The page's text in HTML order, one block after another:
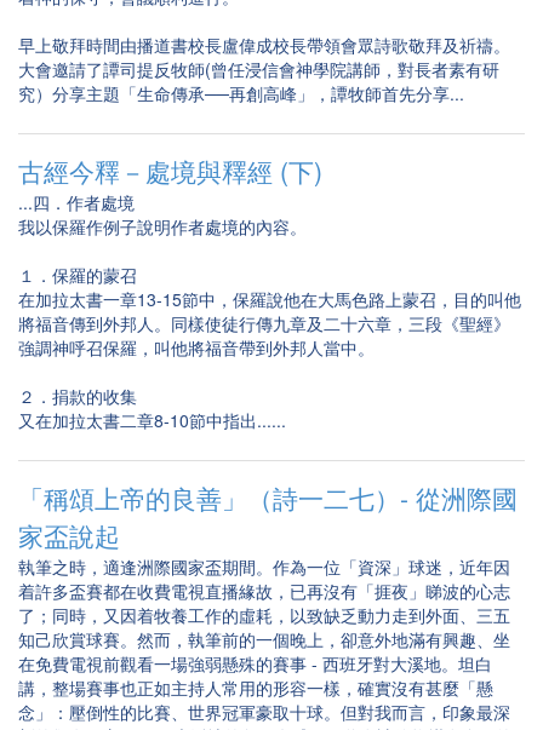
早上敬拜時間由播道書校長盧偉成校長帶領會眾詩歌敬拜及祈禱。
大會邀請了譚司提反牧師(曾任浸信會神學院講師，對長者素有研
究）分享主題「生命傳承──再創高峰」，譚牧師首先分享...
古經今釋－處境與釋經 (下)
...四．作者處境
我以保羅作例子說明作者處境的內容。
１．保羅的蒙召
在加拉太書一章13-15節中，保羅說他在大馬色路上蒙召，目的叫他
將福音傳到外邦人。同樣使徒行傳九章及二十六章，三段《聖經》
強調神呼召保羅，叫他將福音帶到外邦人當中。
２．捐款的收集
又在加拉太書二章8-10節中指出......
「稱頌上帝的良善」（詩一二七）- 從洲際國
家盃說起
執筆之時，適逢洲際國家盃期間。作為一位「資深」球迷，近年因
着許多盃賽都在收費電視直播緣故，已再沒有「捱夜」睇波的心志
了；同時，又因着牧養工作的虛耗，以致缺乏動力走到外面、三五
知己欣賞球賽。然而，執筆前的一個晚上，卻意外地滿有興趣、坐
在免費電視前觀看一場強弱懸殊的賽事 - 西班牙對大溪地。坦白
講，整場賽事也正如主持人常用的形容一樣，確實沒有甚麼「懸
念」：壓倒性的比賽、世界冠軍豪取十球。但對我而言，印象最深